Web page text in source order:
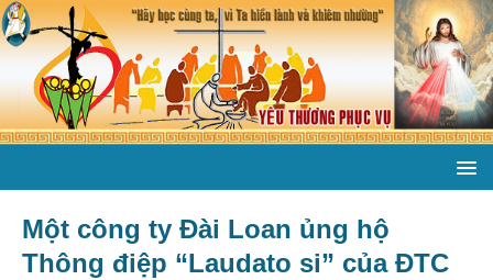
Một công ty Đài Loan ủng hộ
Thông điệp “Laudato si” của ĐTC